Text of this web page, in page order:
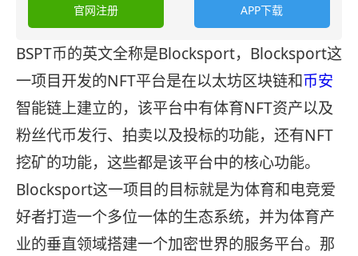
官网注册 APP下载
BSPT币的英文全称是Blocksport，Blocksport这
一项目开发的NFT平台是在以太坊区块链和币安
智能链上建立的，该平台中有体育NFT资产以及
粉丝代币发行、拍卖以及投标的功能，还有NFT
挖矿的功能，这些都是该平台中的核心功能。
Blocksport这一项目的目标就是为体育和电竞爱
好者打造一个多位一体的生态系统，并为体育产
业的垂直领域搭建一个加密世界的服务平台。那